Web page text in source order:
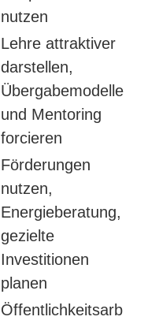
nutzen
Lehre attraktiver
darstellen,
Übergabemodelle
und Mentoring
forcieren
Förderungen
nutzen,
Energieberatung,
gezielte
Investitionen
planen
Öffentlichkeitsarb